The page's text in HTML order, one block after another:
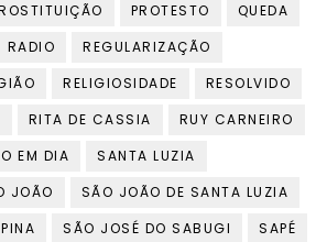
PROTESTO
QUEDA
RADIO
REGULARIZAÇÃO
RELIGIOSIDADE
RESOLVIDO
RITA DE CASSIA
RUY CARNEIRO
EM DIA
SANTA LUZIA
JOÃO
SÃO JOÃO DE SANTA LUZIA
SÃO JOSÉ DO SABUGI
SAPÉ